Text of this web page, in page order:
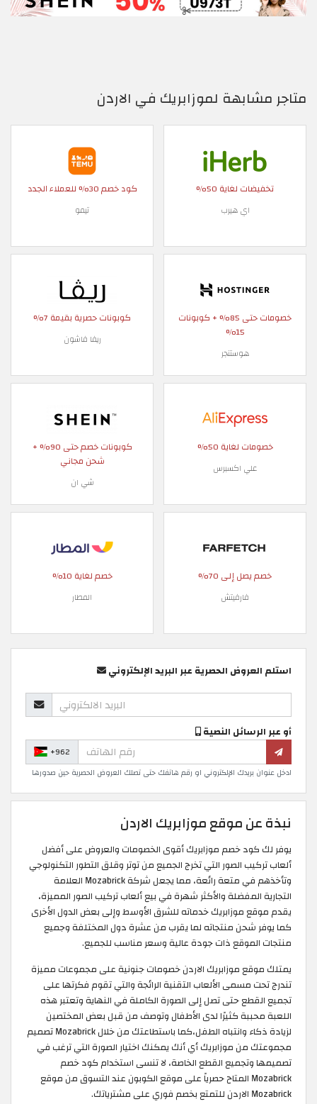
متاجر مشابهة لموزابريك في الاردن
تخفيضات لغاية 50%
اي هيرب
كود خصم 30% للعملاء الجدد
تيمو
خصومات حتى 85% + كوبونات
15%
هوستنجر
كوبونات حصرية بقيمة 7%
ريفا فاشون
خصومات لغاية 50%
علي اكسبرس
كوبونات خصم حتى 90% +
شحن مجاني
شي ان
خصم يصل إلى 70%
فارفيتش
خصم لغاية 10%
المطار
استلم العروض الحصرية عبر البريد الإلكتروني
أو عبر الرسائل النصية
+962
ادخل عنوان بريدك الإلكتروني او رقم هاتفك حتى تصلك العروض الحصرية حين صدورها
نبذة عن موقع موزابريك الاردن
يوفر لك كود خصم موزابريك أقوى الخصومات والعروض على أفضل
ألعاب تركيب الصور التي تخرج الجميع من توتر وقلق التطور التكنولوجي
وتأخذهم في متعة رائعة، مما يجعل شركة Mozabrick العلامة
التجارية المفضلة والأكثر شهرة في بيع ألعاب تركيب الصور المميزة،
يقدم موقع موزابريك خدماته للشرق الأوسط وإلى بعض الدول الأخرى
كما يوفر شحن منتجاته لما يقرب من عشرة دول المختلفة وجميع
منتجات الموقع ذات جودة عالية وسعر مناسب للجميع.
يمتلك موقع موزابريك الاردن خصومات جنونية على مجموعات مميزة
تندرج تحت مسمى الألعاب التقنية الرائجة والتي تقوم فكرتها على
تجميع القطع حتى تصل إلى الصورة الكاملة في النهاية وتعتبر هذه
اللعبة محببة كثيرًا لدى الأطفال وتوصف من قبل بعض المختصين
لزيادة ذكاء وانتباه الطفل،كما باستطاعتك من خلال Mozabrick تصميم
مجموعتك من موزابريك أي أنك يمكنك اختيار الصورة التي ترغب في
تصميمها وتجميع القطع الخاصة، لا تنسى استخدام كود خصم
Mozabrick المتاح حصرياً على موقع الكوبون عند التسوق من موقع
Mozabrick الاردن للتمتع بخصم فوري على مشترياتك.